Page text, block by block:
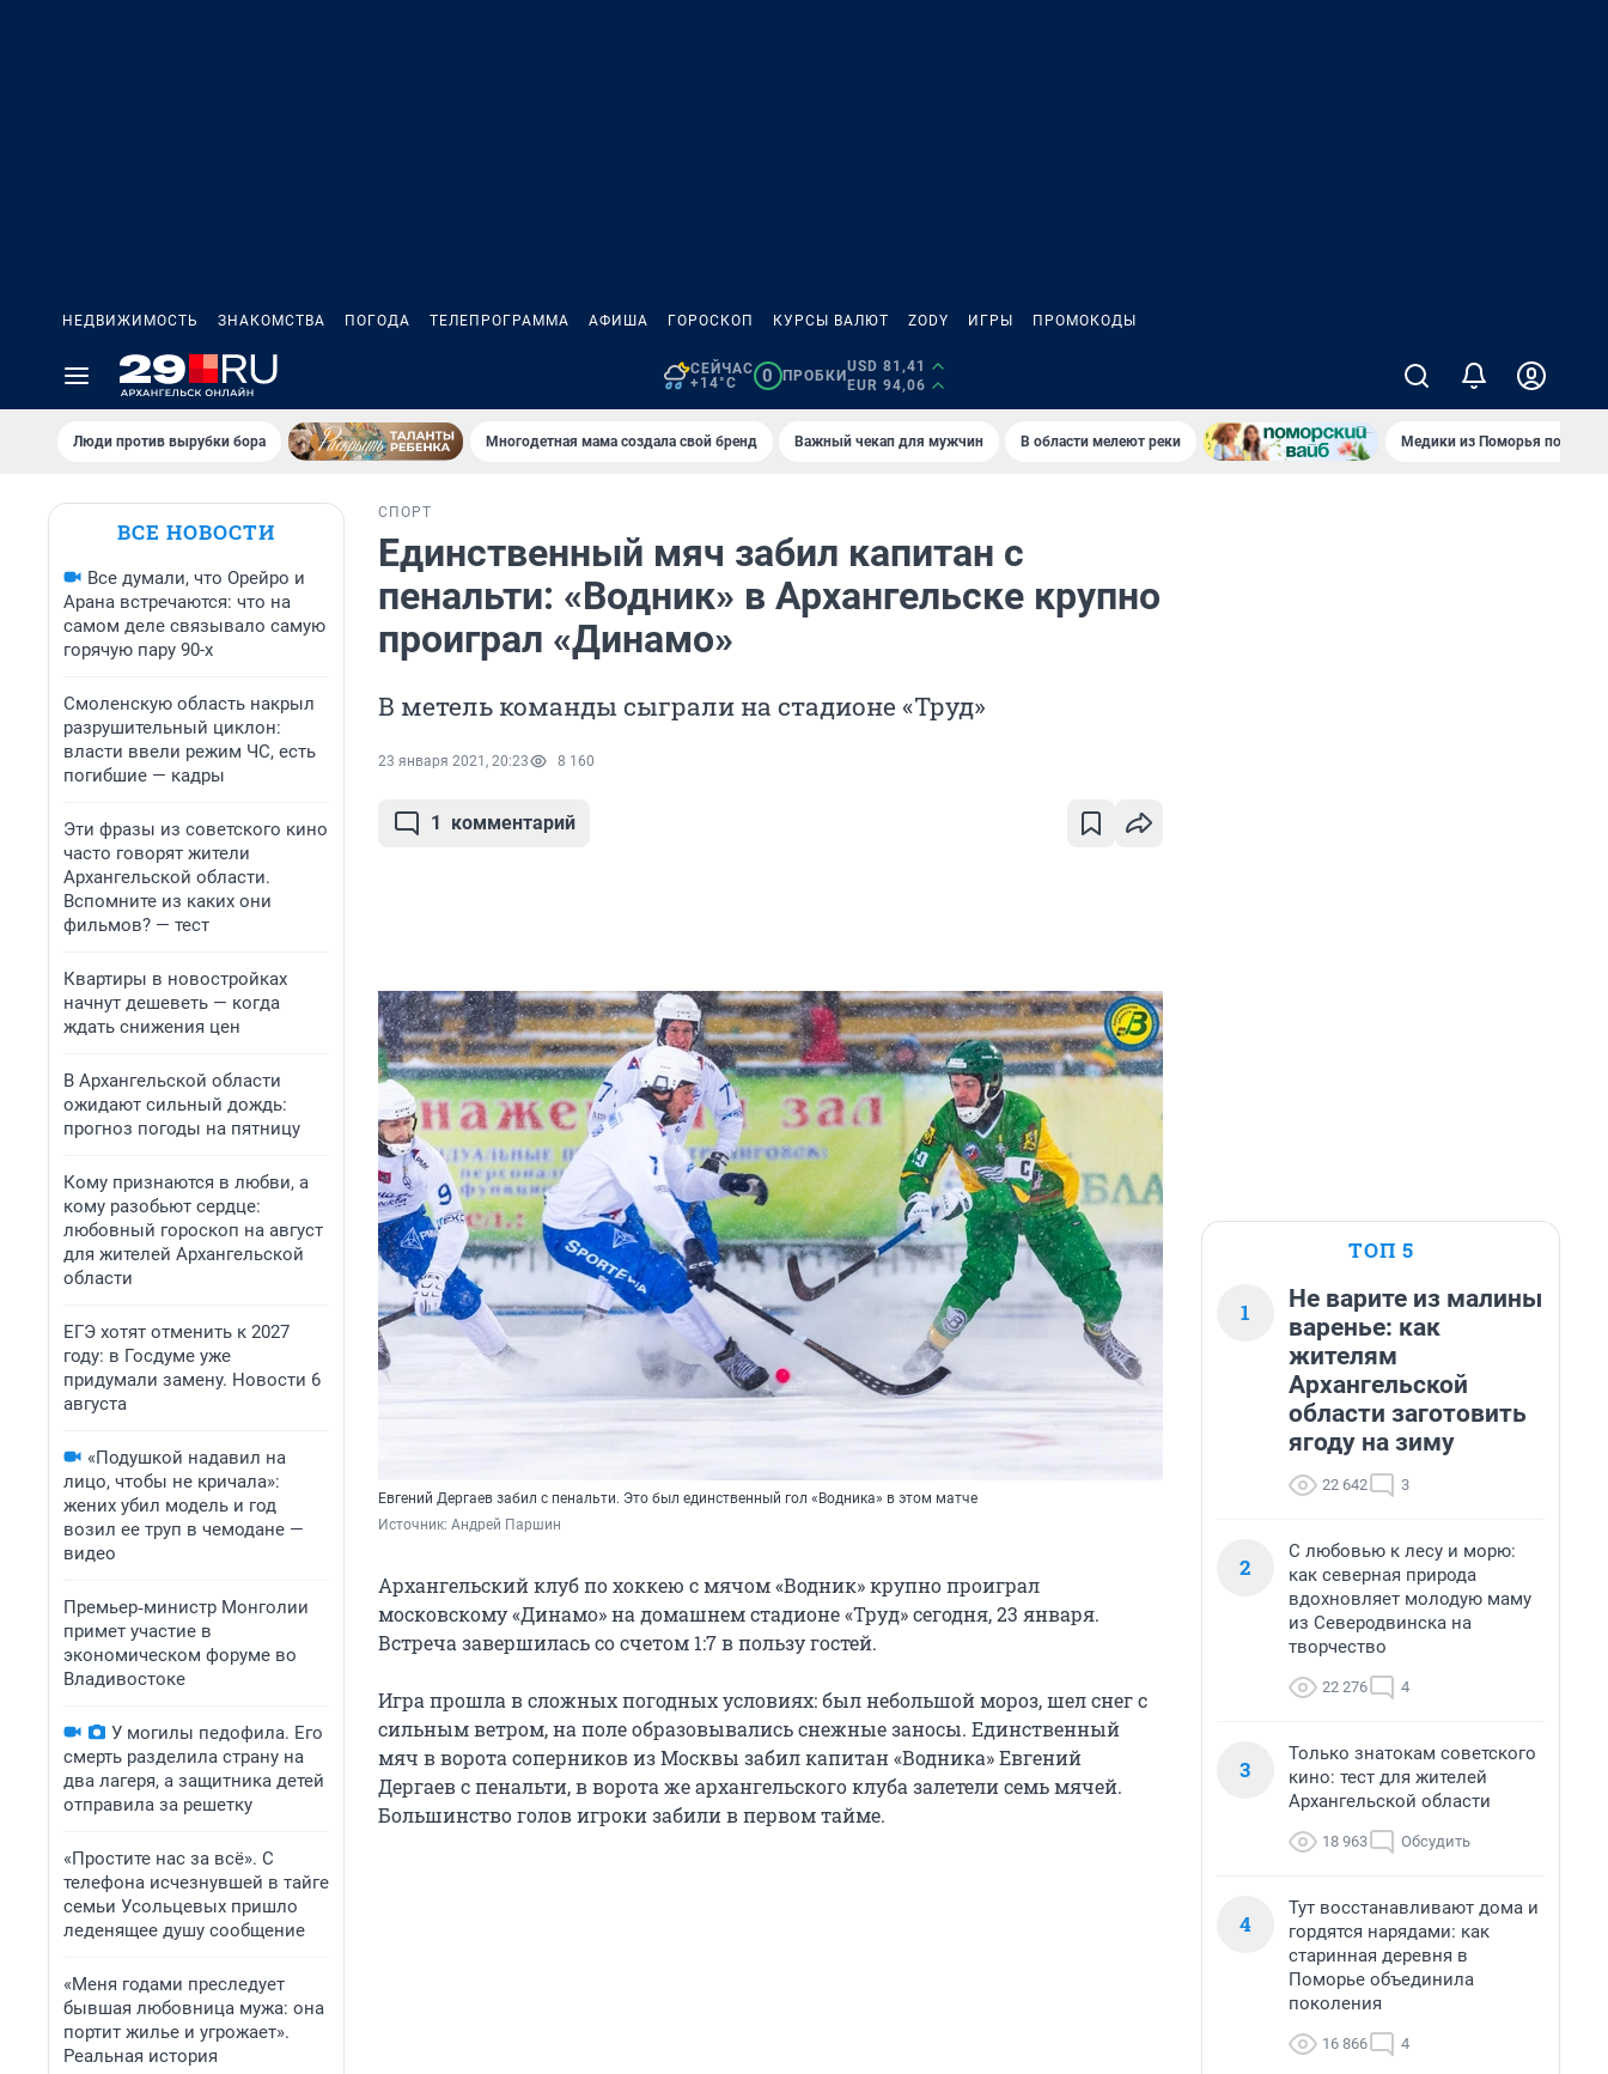
НЕДВИЖИМОСТЬ ЗНАКОМСТВА ПОГОДА ТЕЛЕПРОГРАММА АФИША ГОРОСКОП КУРСЫ ВАЛЮТ ZODY ИГРЫ ПРОМОКОДЫ
СЕЙЧАС
+14°C
0 ПРОБКИ
USD 81,41
EUR 94,06
Люди против вырубки бора Многодетная мама создала свой бренд Важный чекап для мужчин В области мелеют реки Медики из Поморья поехали
ВСЕ НОВОСТИ
Все думали, что Орейро и
Арана встречаются: что на
самом деле связывало самую
горячую пару 90-х
Смоленскую область накрыл
разрушительный циклон:
власти ввели режим ЧС, есть
погибшие — кадры
Эти фразы из советского кино
часто говорят жители
Архангельской области.
Вспомните из каких они
фильмов? — тест
Квартиры в новостройках
начнут дешеветь — когда
ждать снижения цен
В Архангельской области
ожидают сильный дождь:
прогноз погоды на пятницу
Кому признаются в любви, а
кому разобьют сердце:
любовный гороскоп на август
для жителей Архангельской
области
ЕГЭ хотят отменить к 2027
году: в Госдуме уже
придумали замену. Новости 6
августа
«Подушкой надавил на
лицо, чтобы не кричала»:
жених убил модель и год
возил ее труп в чемодане —
видео
Премьер‑министр Монголии
примет участие в
экономическом форуме во
Владивостоке
У могилы педофила. Его
смерть разделила страну на
два лагеря, а защитника детей
отправила за решетку
«Простите нас за всё». С
телефона исчезнувшей в тайге
семьи Усольцевых пришло
леденящее душу сообщение
«Меня годами преследует
бывшая любовница мужа: она
портит жилье и угрожает».
Реальная история
СПОРТ
Единственный мяч забил капитан с
пенальти: «Водник» в Архангельске крупно
проиграл «Динамо»
В метель команды сыграли на стадионе «Труд»
23 января 2021, 20:23 8 160
1 комментарий
Евгений Дергаев забил с пенальти. Это был единственный гол «Водника» в этом матче
Источник: Андрей Паршин
Архангельский клуб по хоккею с мячом «Водник» крупно проиграл
московскому «Динамо» на домашнем стадионе «Труд» сегодня, 23 января.
Встреча завершилась со счетом 1:7 в пользу гостей.
Игра прошла в сложных погодных условиях: был небольшой мороз, шел снег с
сильным ветром, на поле образовывались снежные заносы. Единственный
мяч в ворота соперников из Москвы забил капитан «Водника» Евгений
Дергаев с пенальти, в ворота же архангельского клуба залетели семь мячей.
Большинство голов игроки забили в первом тайме.
ТОП 5
1
Не варите из малины
варенье: как
жителям
Архангельской
области заготовить
ягоду на зиму
22 642 3
2
С любовью к лесу и морю:
как северная природа
вдохновляет молодую маму
из Северодвинска на
творчество
22 276 4
3
Только знатокам советского
кино: тест для жителей
Архангельской области
18 963 Обсудить
4
Тут восстанавливают дома и
гордятся нарядами: как
старинная деревня в
Поморье объединила
поколения
16 866 4